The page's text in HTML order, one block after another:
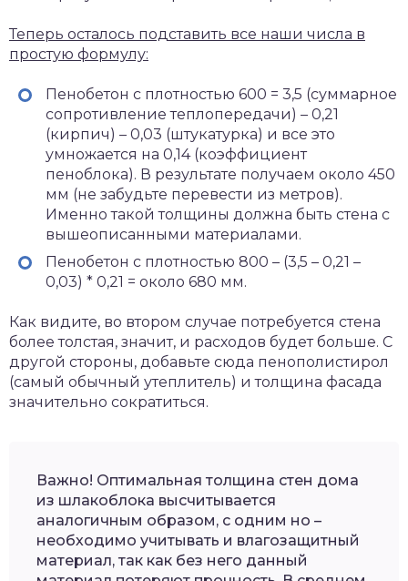
Теперь осталось подставить все наши числа в
простую формулу:
Пенобетон с плотностью 600 = 3,5 (суммарное
сопротивление теплопередачи) – 0,21
(кирпич) – 0,03 (штукатурка) и все это
умножается на 0,14 (коэффициент
пеноблока). В результате получаем около 450
мм (не забудьте перевести из метров).
Именно такой толщины должна быть стена с
вышеописанными материалами.
Пенобетон с плотностью 800 – (3,5 – 0,21 –
0,03) * 0,21 = около 680 мм.
Как видите, во втором случае потребуется стена
более толстая, значит, и расходов будет больше. С
другой стороны, добавьте сюда пенополистирол
(самый обычный утеплитель) и толщина фасада
значительно сократиться.
Важно! Оптимальная толщина стен дома
из шлакоблока высчитывается
аналогичным образом, с одним но –
необходимо учитывать и влагозащитный
материал, так как без него данный